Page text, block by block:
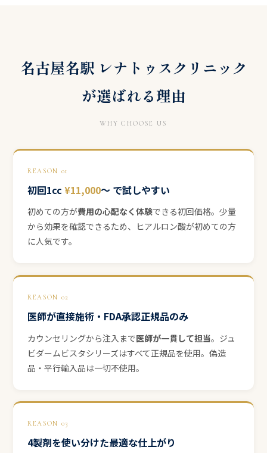
名古屋名駅 レナトゥスクリニック
が選ばれる理由
WHY CHOOSE US
REASON 01
初回1cc ¥11,000〜 で試しやすい
初めての方が費用の心配なく体験できる初回価格。少量
から効果を確認できるため、ヒアルロン酸が初めての方
に人気です。
REASON 02
医師が直接施術・FDA承認正規品のみ
カウンセリングから注入まで医師が一貫して担当。ジュ
ビダームビスタシリーズはすべて正規品を使用。偽造
品・平行輸入品は一切不使用。
REASON 03
4製剤を使い分けた最適な仕上がり